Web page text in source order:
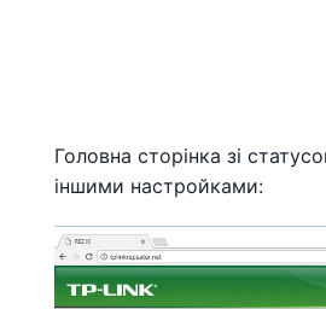
Головна сторінка зі
іншими настройками: